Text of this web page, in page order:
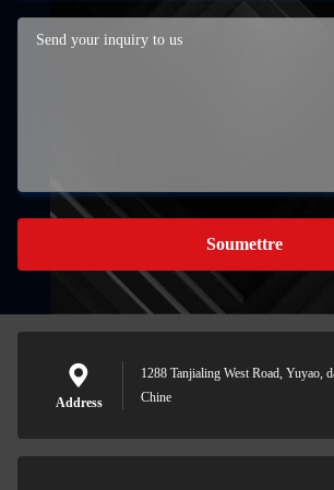
Soumettre
Address
1288 Tanjialing West Road, Yuyao,
Chine